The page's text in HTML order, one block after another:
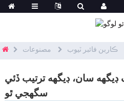
مصنوعات ڪاربن فائبر ٽيوب
سان، ڊيگهه ترتيب ڏئي
سگهجي ٿو